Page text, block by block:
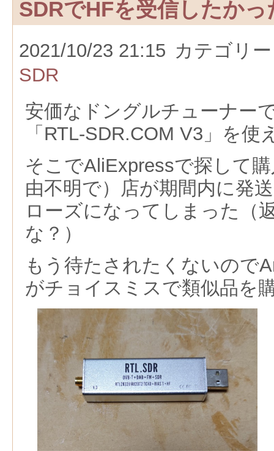
SDRでHFを受信したか
2021/10/23 21:15 カテゴリ
SDR
安価なドングルチューナー
「RTL-SDR.COM V3」を使
そこでAliExpressで探して
由不明で）店が期間内に発
ローズになってしまった（
な？）
もう待たされたくないので
がチョイスミスで類似品を